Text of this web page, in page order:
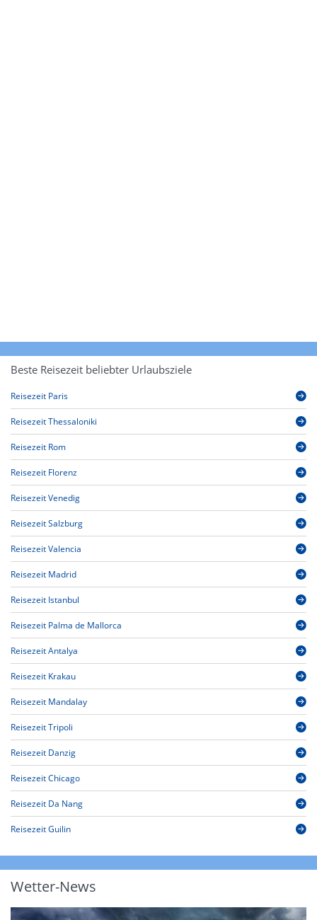
Beste Reisezeit beliebter Urlaubsziele
Reisezeit Paris
Reisezeit Thessaloniki
Reisezeit Rom
Reisezeit Florenz
Reisezeit Venedig
Reisezeit Salzburg
Reisezeit Valencia
Reisezeit Madrid
Reisezeit Istanbul
Reisezeit Palma de Mallorca
Reisezeit Antalya
Reisezeit Krakau
Reisezeit Mandalay
Reisezeit Tripoli
Reisezeit Danzig
Reisezeit Chicago
Reisezeit Da Nang
Reisezeit Guilin
Wetter-News